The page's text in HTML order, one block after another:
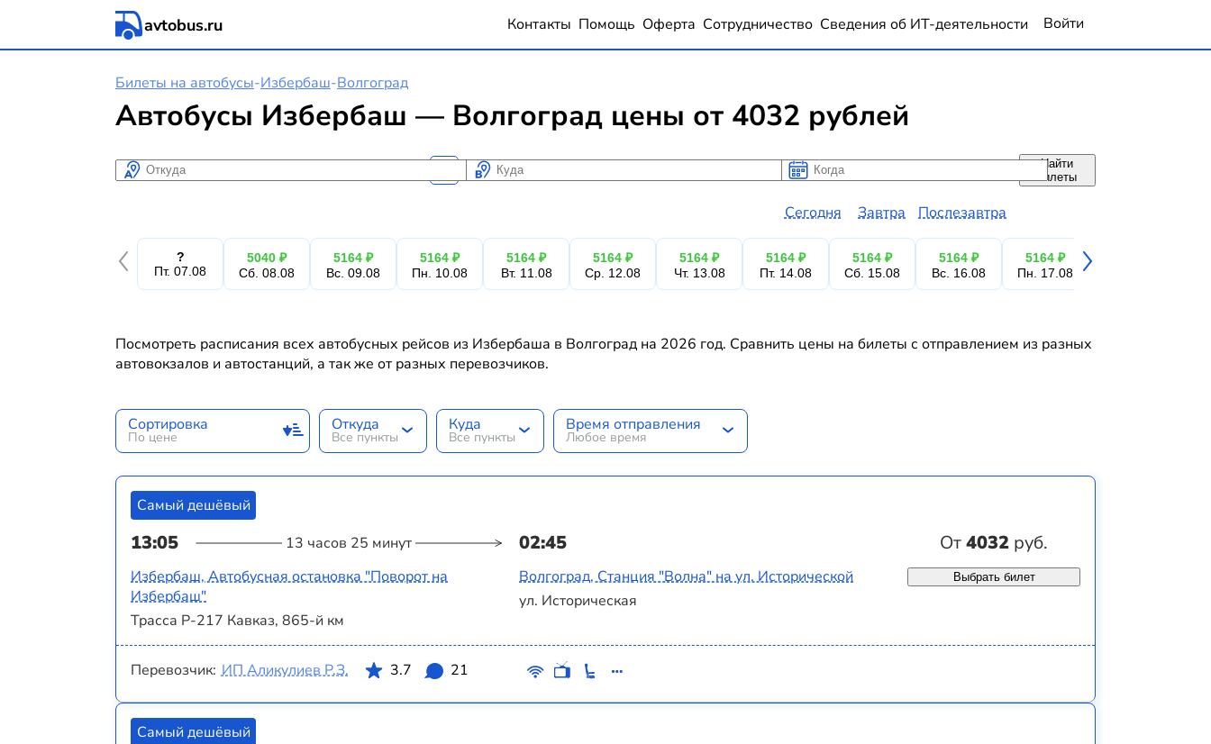
avtobus.ru Контакты Помощь Оферта Сотрудничество Сведения об ИТ-деятельности Войти
Билеты на автобусы-Избербаш-Волгоград
Автобусы Избербаш — Волгоград цены от 4032 рублей
Откуда Куда Когда
Когда
Сегодня Завтра Послезавтра
Найти
билеты
?
Пт. 07.08
5040 ₽
Сб. 08.08
5164 ₽
Вс. 09.08
5164 ₽
Пн. 10.08
5164 ₽
Вт. 11.08
5164 ₽
Ср. 12.08
5164 ₽
Чт. 13.08
5164 ₽
Пт. 14.08
5164 ₽
Сб. 15.08
5164 ₽
Вс. 16.08
5164 ₽
Пн. 17.08
Посмотреть расписания всех автобусных рейсов из Избербаша в Волгоград на 2026 год. Сравнить цены на билеты с отправлением из разных
автовокзалов и автостанций, а так же от разных перевозчиков.
Сортировка
По цене
Откуда
Все пункты
Куда
Все пункты
Время отправления
Любое время
Самый дешёвый
13:05 13 часов 25 минут 02:45 От4032 руб.
Избербаш, Автобусная остановка "Поворот на
Избербаш"
Трасса Р-217 Кавказ, 865-й км
Волгоград, Станция "Волна" на ул. Исторической
ул. Историческая
Выбрать билет
Перевозчик: ИП Аликулиев Р.З. 3.7 21
Самый дешёвый